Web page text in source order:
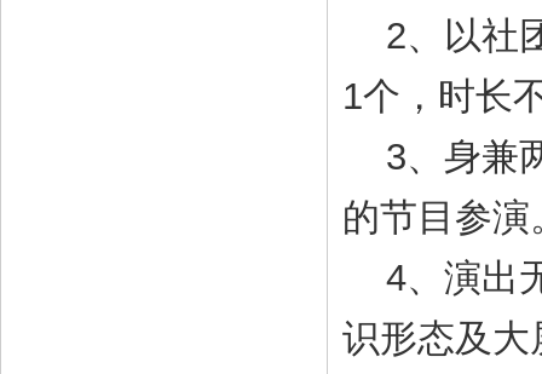
2、以社
1个，时长
3、身兼
的节目参演
4、演出
识形态及大